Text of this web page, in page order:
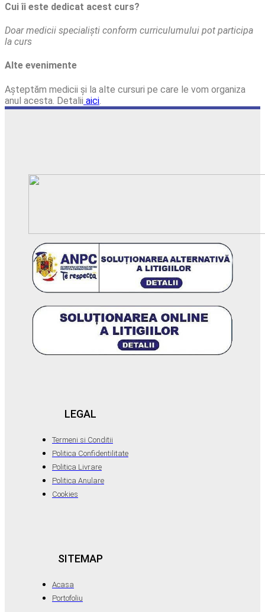
Cui îi este dedicat acest curs?
Doar medicii specialiști conform curriculumului pot participa
la curs
Alte evenimente
Așteptăm medicii și la alte cursuri pe care le vom organiza
anul acesta. Detalii aici
LEGAL
Termeni si Conditii
Politica Confidentilitate
Politica Livrare
Politica Anulare
Cookies
SITEMAP
Acasa
Portofoliu